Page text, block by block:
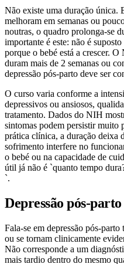
Não existe uma duração única.
melhoram em semanas ou
noutras, o quadro prolonga-se
importante é este: não é
porque o bebé está a crescer.
duram mais de 2 semanas ou
depressão pós-parto deve ser
O curso varia conforme a
depressivos ou ansiosos,
tratamento. Dados do NIH
sintomas podem persistir muito
prática clínica, a duração deixa
sofrimento interfere no
o bebé ou na capacidade de
útil já não é `quanto tempo
`.
Depressão pós-
Fala-se em depressão pós-
ou se tornam clinicamente
Não corresponde a um
mais tardio dentro do mesmo